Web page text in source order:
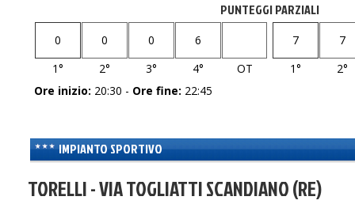
PUNTEGGI PARZIALI
0 0 0
6
1°
2° 3° 4° OT
7
7
1°
2°
Ore inizio: 20:30 - Ore fine: 22:45
IMPIANTO SPORTIVO
TORELLI - VIA TOGLIATTI SCANDIANO (RE)
For development purposes only
purposes only